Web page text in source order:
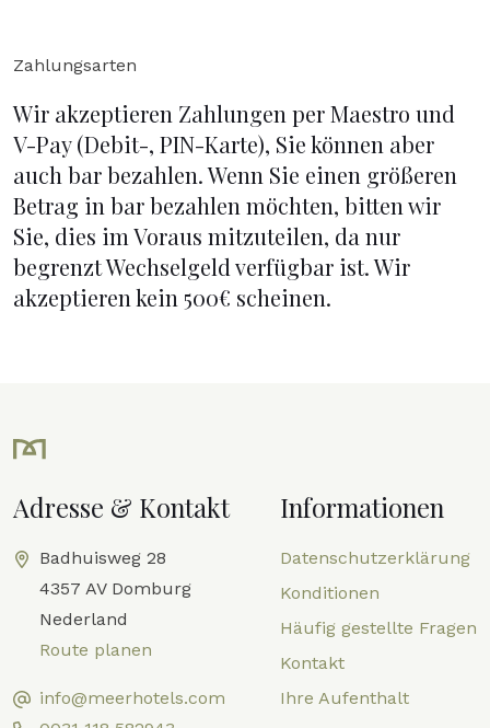
Zahlungsarten
Wir akzeptieren Zahlungen per Maestro und
V-Pay (Debit-, PIN-Karte), Sie können aber
auch bar bezahlen. Wenn Sie einen größeren
Betrag in bar bezahlen möchten, bitten wir
Sie, dies im Voraus mitzuteilen, da nur
begrenzt Wechselgeld verfügbar ist. Wir
akzeptieren kein 500€ scheinen.
Adresse & Kontakt
Badhuisweg 28
4357 AV Domburg
Nederland
Route planen
info@meerhotels.com
Informationen
Datenschutzerklärung
Konditionen
Häufig gestellte Fragen
Kontakt
Ihre Aufenthalt